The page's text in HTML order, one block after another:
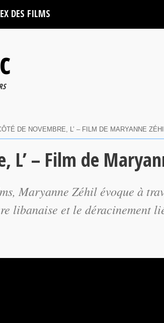
DES FILMS
DE NOVEMBRE, L’ – FILM DE MARYANNE
L’ – Film de
Maryanne Zéhil évoque à
libanaise et le déracinement